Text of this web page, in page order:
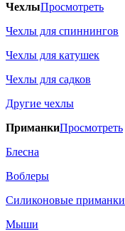
ЧехлыПросмотреть
Чехлы для спиннингов
Чехлы для катушек
Чехлы для садков
Другие чехлы
ПриманкиПросмотреть
Блесна
Воблеры
Силиконовые приманки
Мыши